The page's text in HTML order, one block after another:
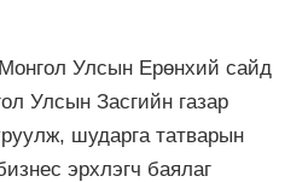
Улсын Ерөнхий сайд
Улсын Засгийн газар
шударга татварын
эрхлэгч баялаг